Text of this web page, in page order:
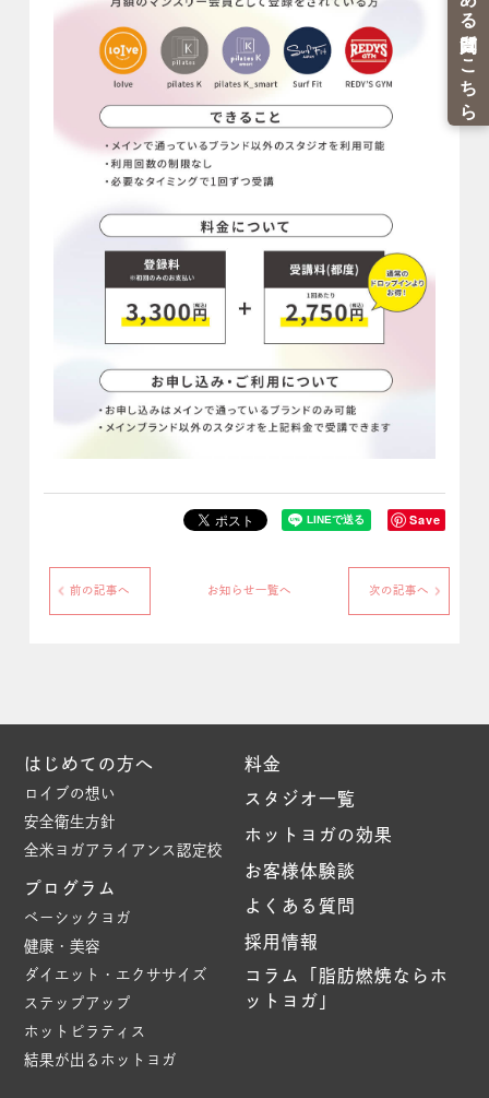
Save
前の記事へ お知らせ一覧へ 次の記事へ
はじめての方へ
ロイブの想い
安全衛生方針
全米ヨガアライアンス認定校
プログラム
ベーシックヨガ
健康・美容
ダイエット・エクササイズ
ステップアップ
ホットピラティス
結果が出るホットヨガ
料金
スタジオ一覧
ホットヨガの効果
お客様体験談
よくある質問
採用情報
コラム「脂肪燃焼ならホ
ットヨガ」